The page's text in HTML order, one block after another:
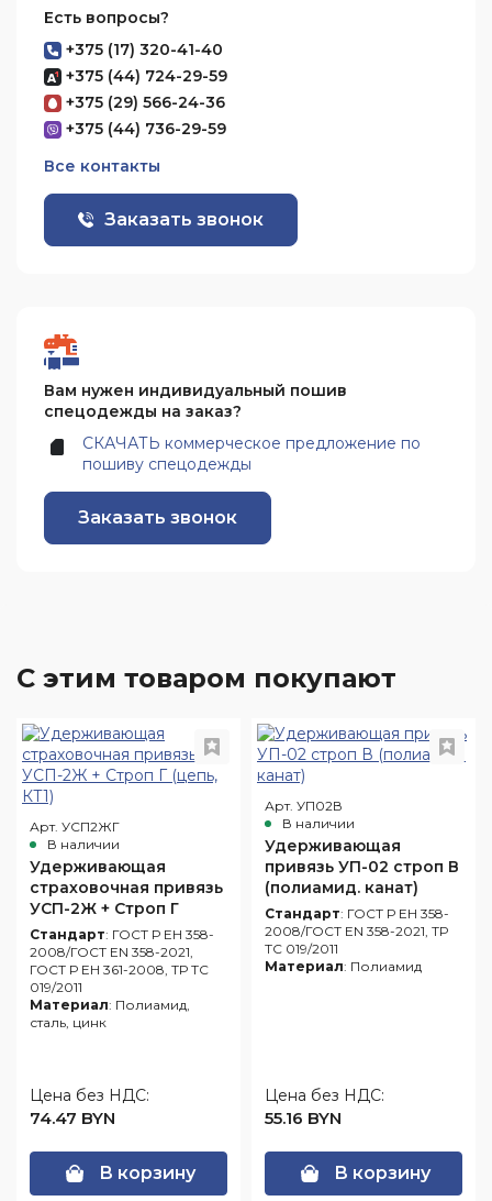
Есть вопросы?
+375 (17) 320-41-40
+375 (44) 724-29-59
+375 (29) 566-24-36
+375 (44) 736-29-59
Все контакты
Заказать звонок
Вам нужен индивидуальный пошив
спецодежды на заказ?
СКАЧАТЬ коммерческое предложение по
пошиву спецодежды
Заказать звонок
С этим товаром покупают
Арт. УСП2ЖГ
В наличии
Удерживающая
страховочная привязь
УСП-2Ж + Строп Г
(цепь, КТ1)
Стандарт: ГОСТ Р ЕН 358-
2008/ГОСТ EN 358-2021,
ГОСТ Р ЕН 361-2008, ТР ТС
019/2011
Материал: Полиамид,
сталь, цинк
Цена без НДС:
74.47 BYN
В корзину
Арт. УП02В
В наличии
Удерживающая
привязь УП-02 строп В
(полиамид. канат)
Стандарт: ГОСТ Р ЕН 358-
2008/ГОСТ EN 358-2021, ТР
ТС 019/2011
Материал: Полиамид
Цена без НДС:
55.16 BYN
В корзину